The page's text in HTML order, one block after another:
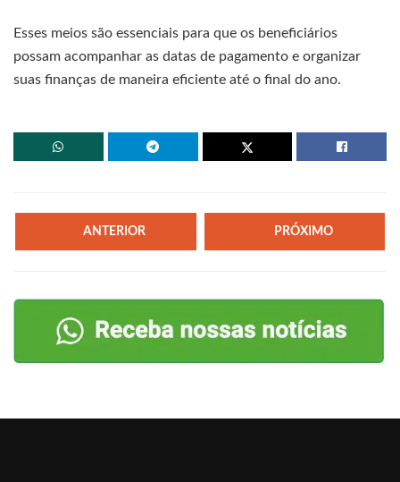
Esses meios são essenciais para que os beneficiários
possam acompanhar as datas de pagamento e organizar
suas finanças de maneira eficiente até o final do ano.
ANTERIOR PRÓXIMO